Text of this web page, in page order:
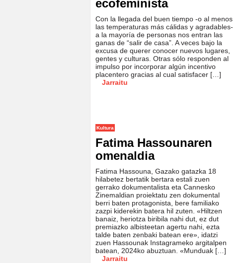
ecofeminista
Con la llegada del buen tiempo -o al menos
las temperaturas más cálidas y agradables-
a la mayoría de personas nos entran las
ganas de “salir de casa”. A veces bajo la
excusa de querer conocer nuevos lugares,
gentes y culturas. Otras sólo responden al
impulso por incorporar algún incentivo
placentero gracias al cual satisfacer […]
Jarraitu
Kultura
Fatima Hassounaren
omenaldia
Fatima Hassouna, Gazako gatazka 18
hilabetez bertatik bertara estali zuen
gerrako dokumentalista eta Cannesko
Zinemaldian proiektatu zen dokumental
berri baten protagonista, bere familiako
zazpi kiderekin batera hil zuten. «Hiltzen
banaiz, heriotza biribila nahi dut, ez dut
premiazko albisteetan agertu nahi, ezta
talde baten zenbaki batean ere», idatzi
zuen Hassounak Instagrameko argitalpen
batean, 2024ko abuztuan. «Munduak […]
Jarraitu